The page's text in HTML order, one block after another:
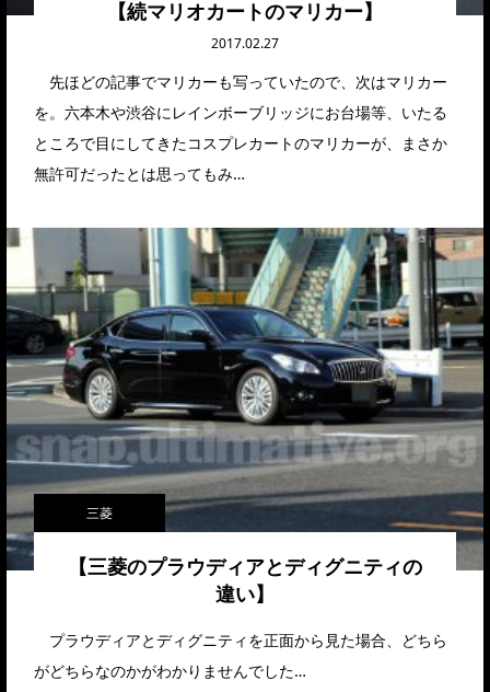
【続マリオカートのマリカー】
2017.02.27
先ほどの記事でマリカーも写っていたので、次はマリカー
を。六本木や渋谷にレインボーブリッジにお台場等、いたる
ところで目にしてきたコスプレカートのマリカーが、まさか
無許可だったとは思ってもみ…
三菱
【三菱のプラウディアとディグニティの
違い】
プラウディアとディグニティを正面から見た場合、どちら
がどちらなのかがわかりませんでした…